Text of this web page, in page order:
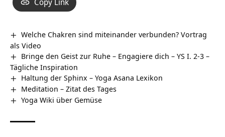
Welche Chakren sind miteinander verbunden? Vortrag
als Video
Bringe den Geist zur Ruhe – Engagiere dich – YS I. 2-3 –
Tägliche Inspiration
Haltung der Sphinx – Yoga Asana Lexikon
Meditation – Zitat des Tages
Yoga Wiki über Gemüse